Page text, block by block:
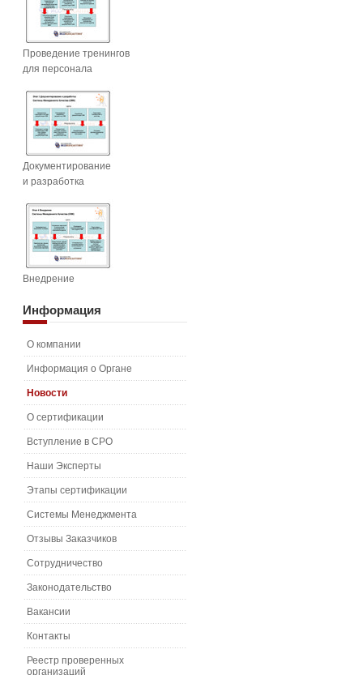
Проведение тренингов
для персонала
Документирование
и разработка
Внедрение
Информация
О компании
Информация о Органе
Новости
О сертификации
Вступление в СРО
Наши Эксперты
Этапы сертификации
Системы Менеджмента
Отзывы Заказчиков
Сотрудничество
Законодательство
Вакансии
Контакты
Реестр проверенных
организаций